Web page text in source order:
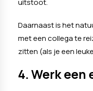
uitstoot.
Daarnaast is het
met een collega te
zitten (als je een
4. Werk